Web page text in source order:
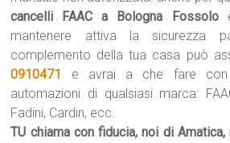
cancelli FAAC a Bologna Fossoloè
mantenere attiva la sicurezza
complemento della tua casa può
0910471
e avrai a che fare con
automazioni di qualsiasi marca:
Fadini, Cardin, ecc.
TU chiama con fiducia, noi di